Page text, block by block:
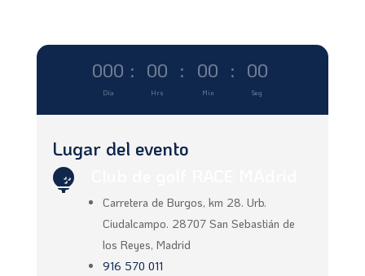
000
Día
: 00
Hrs
: 00
Min
: 00
Seg
Lugar del evento

Carretera de Burgos, km 28. Urb.
Ciudalcampo. 28707 San Sebastián de
los Reyes, Madrid
916 570 011